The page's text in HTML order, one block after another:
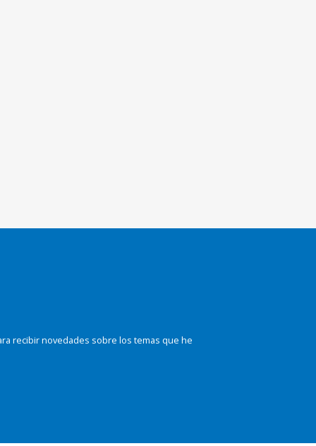
recibir novedades sobre los temas que he